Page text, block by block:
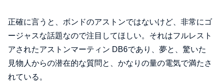
正確に言うと、ボンドのアストンではないけど、非常にゴ
ージャスな話題なので注目してほしい。それはフルレスト
アされたアストンマーティン DB6であり、夢と、驚いた
見物人からの潜在的な質問と、かなりの量の電気で満たさ
れている。